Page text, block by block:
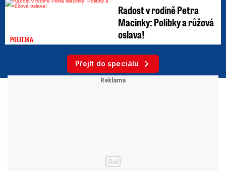
POLITIKA
Radost v rodině Petra
Macinky: Polibky a růžová
oslava!
Přejít do speciálu